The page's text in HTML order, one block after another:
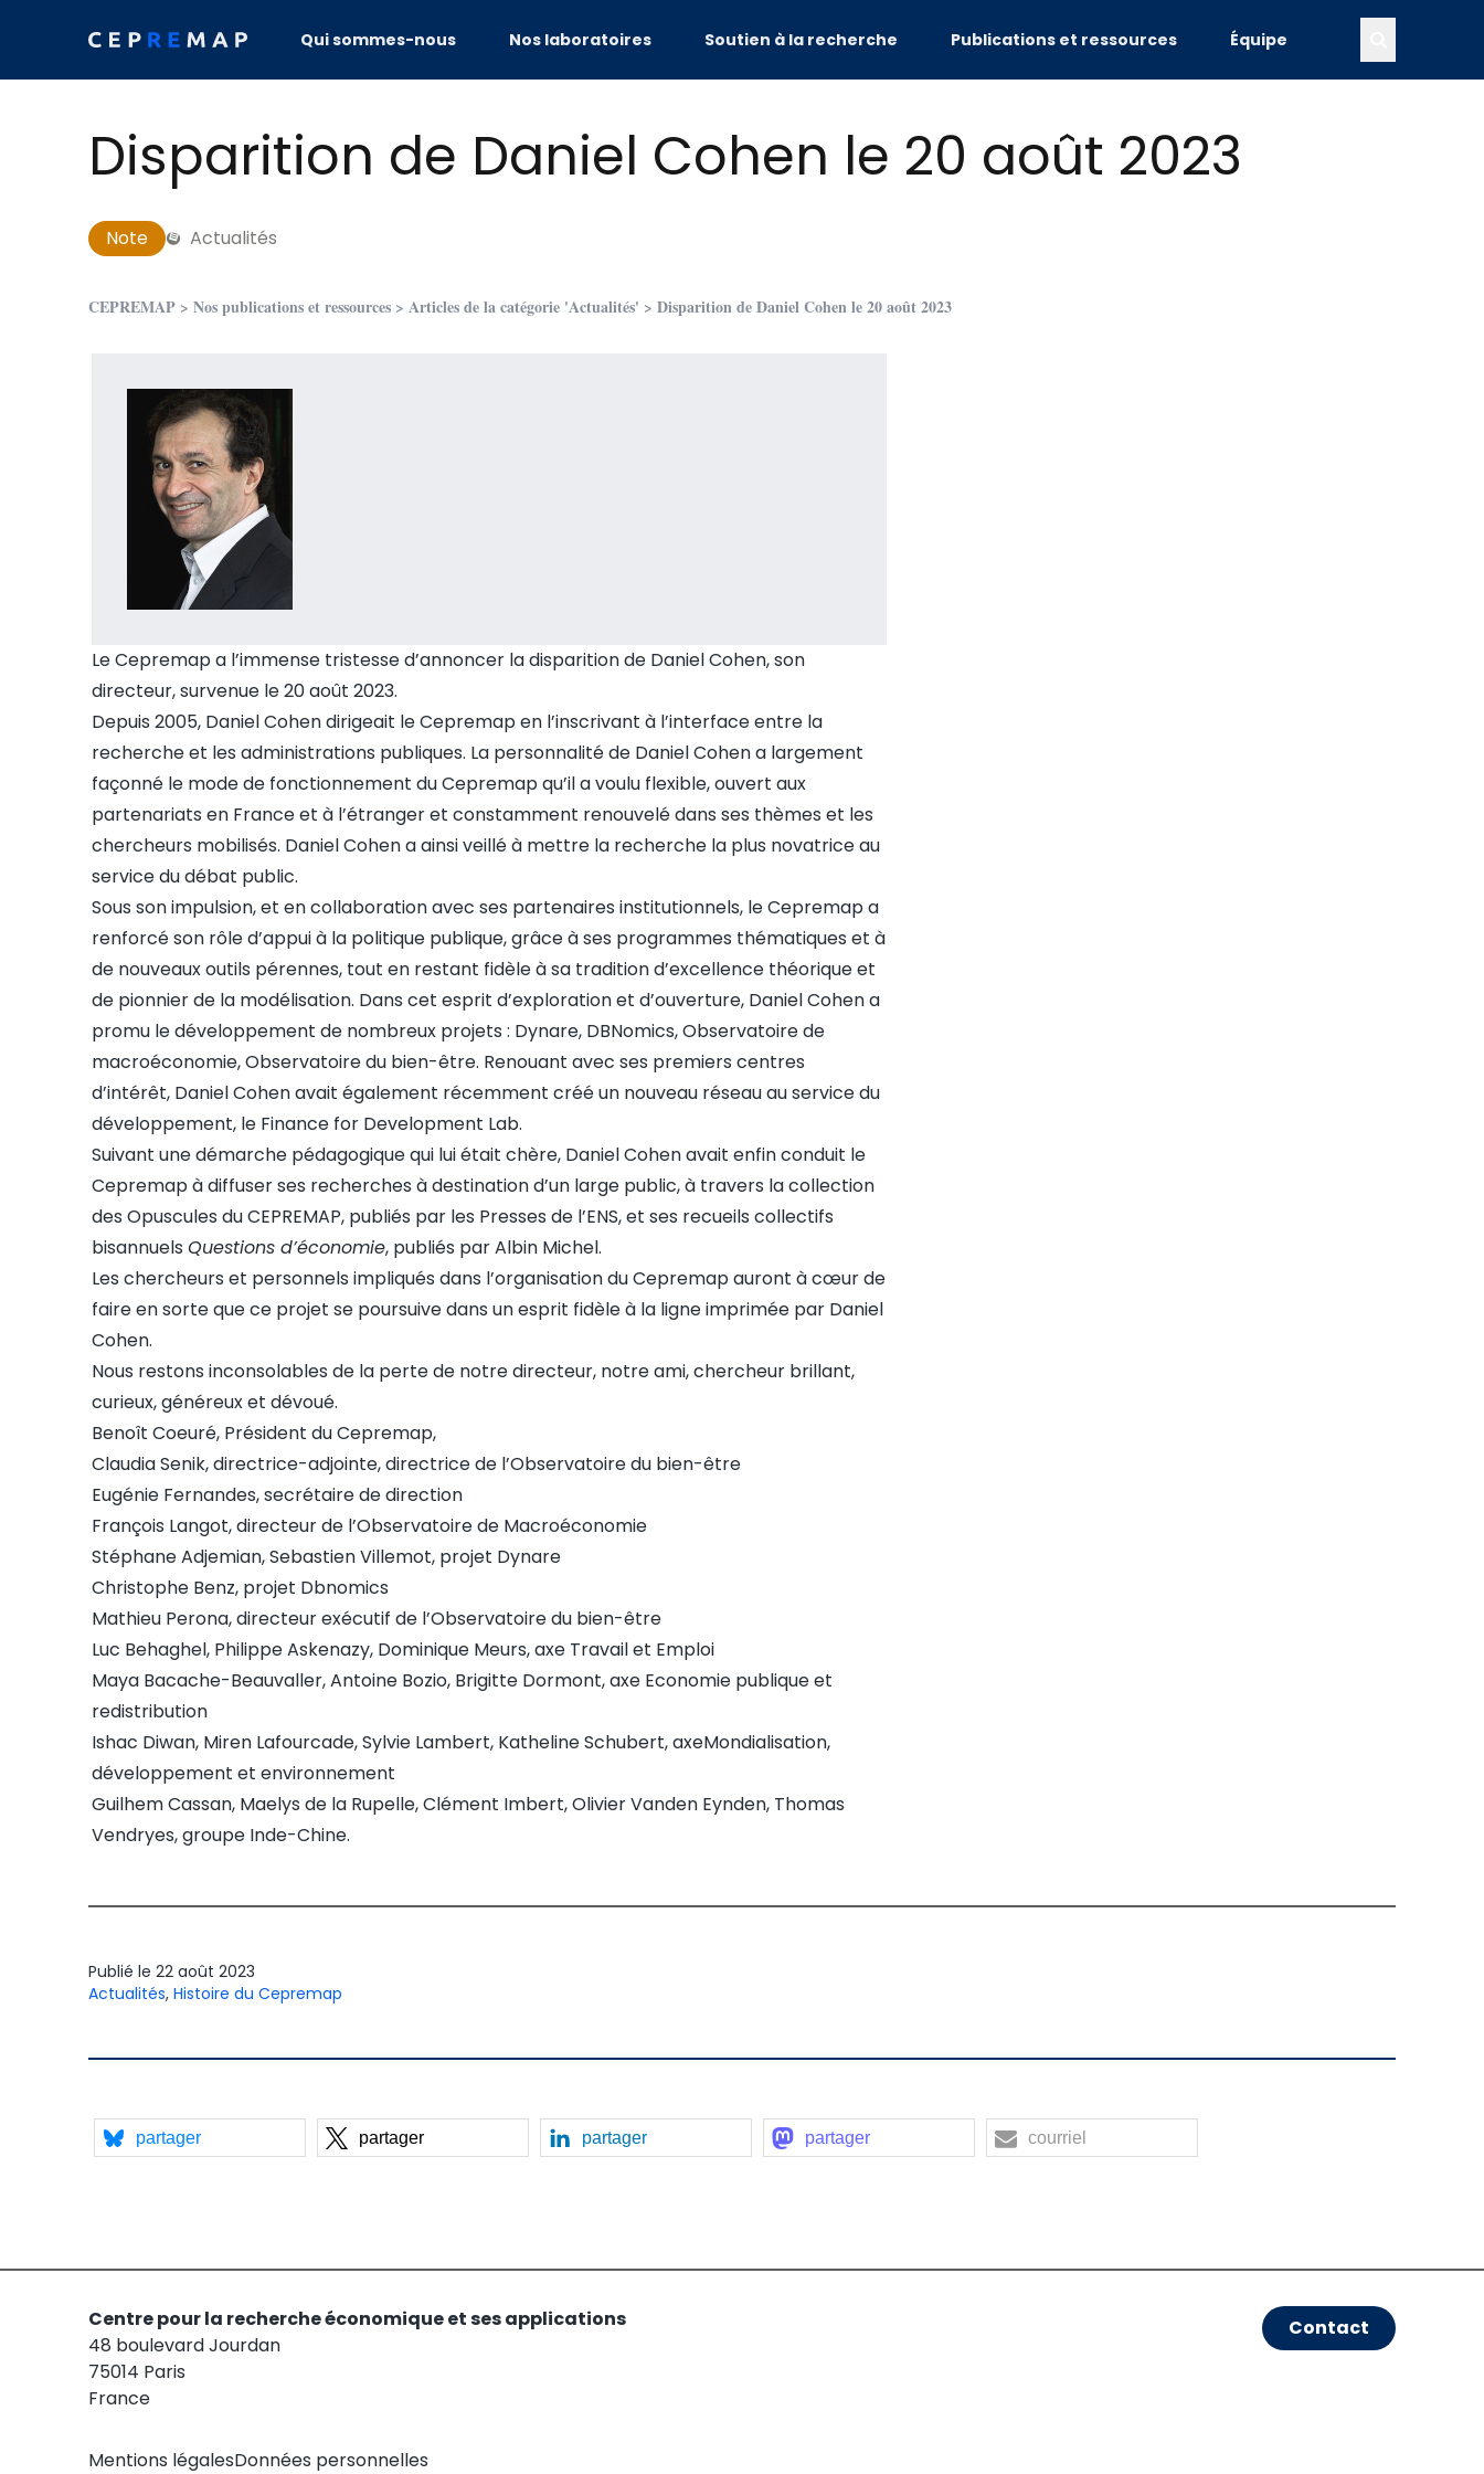
Qui sommes-nous Nos laboratoires Soutien à la recherche Publications et ressources Équipe
Disparition de Daniel Cohen le 20 août 2023
Note Actualités
CEPREMAP > Nos publications et ressources > Articles de la catégorie 'Actualités' > Disparition de Daniel Cohen le 20 août 2023
Le Cepremap a l’immense tristesse d’annoncer la disparition de Daniel Cohen, son
directeur, survenue le 20 août 2023.
Depuis 2005, Daniel Cohen dirigeait le Cepremap en l’inscrivant à l’interface entre la
recherche et les administrations publiques. La personnalité de Daniel Cohen a largement
façonné le mode de fonctionnement du Cepremap qu’il a voulu flexible, ouvert aux
partenariats en France et à l’étranger et constamment renouvelé dans ses thèmes et les
chercheurs mobilisés. Daniel Cohen a ainsi veillé à mettre la recherche la plus novatrice au
service du débat public.
Sous son impulsion, et en collaboration avec ses partenaires institutionnels, le Cepremap a
renforcé son rôle d’appui à la politique publique, grâce à ses programmes thématiques et à
de nouveaux outils pérennes, tout en restant fidèle à sa tradition d’excellence théorique et
de pionnier de la modélisation. Dans cet esprit d’exploration et d’ouverture, Daniel Cohen a
promu le développement de nombreux projets : Dynare, DBNomics, Observatoire de
macroéconomie, Observatoire du bien-être. Renouant avec ses premiers centres
d’intérêt, Daniel Cohen avait également récemment créé un nouveau réseau au service du
développement, le Finance for Development Lab.
Suivant une démarche pédagogique qui lui était chère, Daniel Cohen avait enfin conduit le
Cepremap à diffuser ses recherches à destination d’un large public, à travers la collection
des Opuscules du CEPREMAP, publiés par les Presses de l’ENS, et ses recueils collectifs
bisannuels Questions d’économie, publiés par Albin Michel.
Les chercheurs et personnels impliqués dans l’organisation du Cepremap auront à cœur de
faire en sorte que ce projet se poursuive dans un esprit fidèle à la ligne imprimée par Daniel
Cohen.
Nous restons inconsolables de la perte de notre directeur, notre ami, chercheur brillant,
curieux, généreux et dévoué.
Benoît Coeuré, Président du Cepremap,
Claudia Senik, directrice-adjointe, directrice de l’Observatoire du bien-être
Eugénie Fernandes, secrétaire de direction
François Langot, directeur de l’Observatoire de Macroéconomie
Stéphane Adjemian, Sebastien Villemot, projet Dynare
Christophe Benz, projet Dbnomics
Mathieu Perona, directeur exécutif de l’Observatoire du bien-être
Luc Behaghel, Philippe Askenazy, Dominique Meurs, axe Travail et Emploi
Maya Bacache-Beauvaller, Antoine Bozio, Brigitte Dormont, axe Economie publique et
redistribution
Ishac Diwan, Miren Lafourcade, Sylvie Lambert, Katheline Schubert, axeMondialisation,
développement et environnement
Guilhem Cassan, Maelys de la Rupelle, Clément Imbert, Olivier Vanden Eynden, Thomas
Vendryes, groupe Inde-Chine.
Publié le 22 août 2023
Actualités, Histoire du Cepremap
partager partager partager partager courriel
Centre pour la recherche économique et ses applications
48 boulevard Jourdan
75014 Paris
France
Contact
Mentions légalesDonnées personnelles